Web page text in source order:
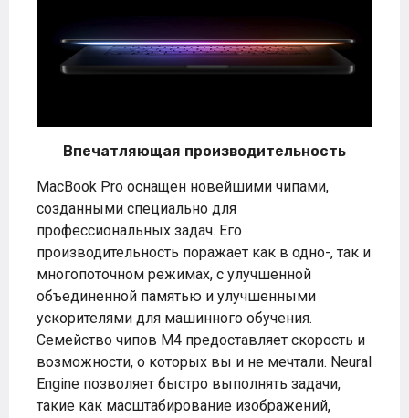
Впечатляющая производительность
MacBook Pro оснащен новейшими чипами,
созданными специально для
профессиональных задач. Его
производительность поражает как в одно-, так и
многопоточном режимах, с улучшенной
объединенной памятью и улучшенными
ускорителями для машинного обучения.
Семейство чипов M4 предоставляет скорость и
возможности, о которых вы и не мечтали. Neural
Engine позволяет быстро выполнять задачи,
такие как масштабирование изображений,